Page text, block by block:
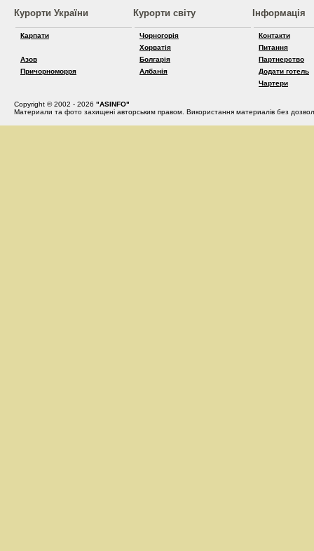
Курорти України
Карпати
Азов
Причорноморря
Курорти світу
Чорногорія
Хорватія
Болгарія
Албанія
Інформація
Контакти
Питання
Партнерство
Додати готель
Чартери
Copyright © 2002 - 2026 "ASINFO"
Материали та фото захищені авторським правом. Використання материалів без